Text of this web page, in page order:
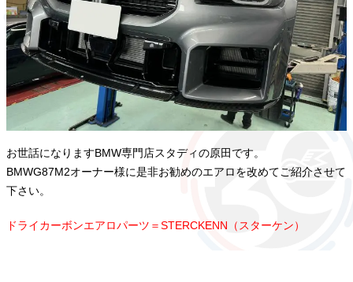
お世話になりますBMW専門店スタディの原田です。
BMWG87M2オーナー様に是非お勧めのエアロを改めてご紹介させて
下さい。
ドライカーボンエアロパーツ＝STERCKENN（スターケン）